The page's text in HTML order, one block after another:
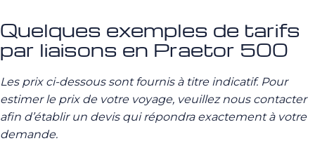
Quelques exemples de tarifs
par liaisons en Praetor 500
Les prix ci-dessous sont fournis à titre indicatif. Pour
estimer le prix de votre voyage, veuillez nous contacter
afin d’établir un devis qui répondra exactement à votre
demande.